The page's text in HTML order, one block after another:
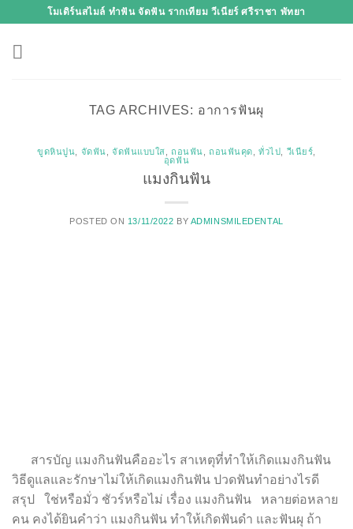
content
โมเดิร์นสไมล์ ทำฟัน จัดฟัน รากเทียม วีเนียร์ ศรีราชา พัทยา
TAG ARCHIVES: อาการฟันผุ
ขูดหินปูน จัดฟัน จัดฟันแบบใส ถอนฟัน ถอนฟันคุด ,ทั่วไป วีเนียร์
อุดฟัน
แมงกินฟัน
POSTED ON 13/11/2022 BY ADMINSMILEDENTAL
สารบัญ แมงกินฟันคืออะไร สาเหตุที่ทำให้เกิดแมงกินฟัน
วิธีดูแลและรักษาไม่ให้เกิดแมงกินฟัน ปวดฟันทำอย่างไรดี
สรุป ใช่หรือมั่ว ชัวร์หรือไม่ เรื่อง แมงกินฟัน หลายต่อหลาย
คน คงได้ยินคำว่า แมงกินฟัน ทำให้เกิดฟันดำ และฟันผุ ถ้า